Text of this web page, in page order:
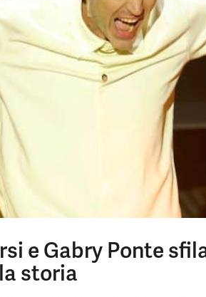
e Gabry Ponte
storia